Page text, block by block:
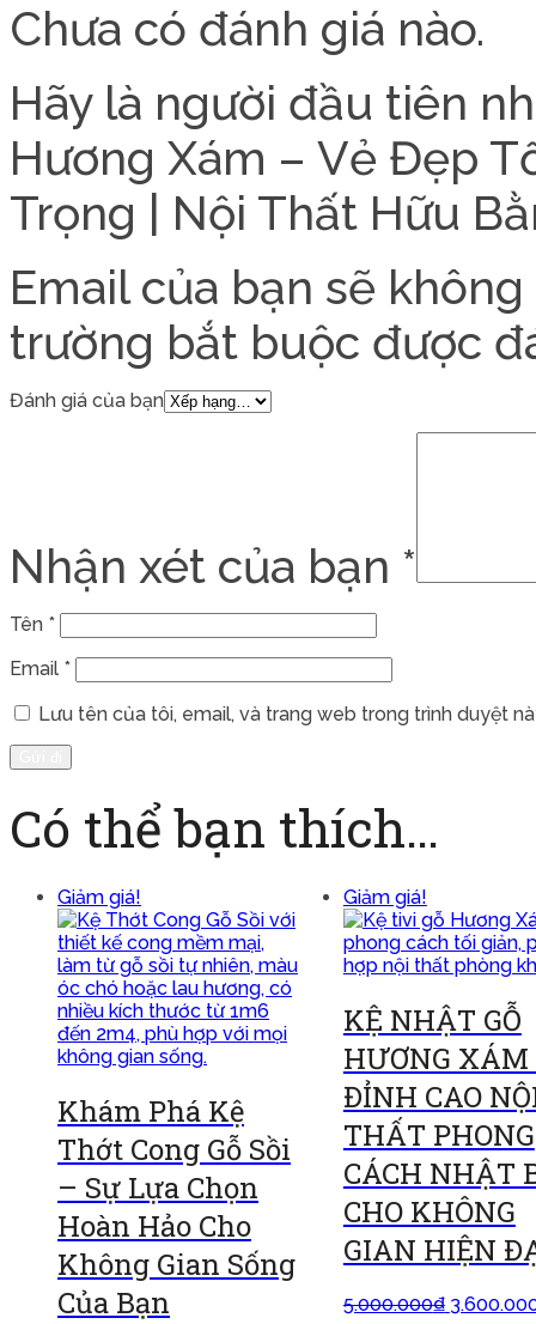
Chưa có đánh giá nào.
Hãy là người đầu tiên
Hương Xám – Vẻ Đẹp
Trọng | Nội Thất Hữu
Email của bạn sẽ
trường bắt buộc được
Đánh giá của bạn
Nhận xét của bạn *
Tên *
Email *
Lưu tên của tôi, email, và trang web trong trình duyệt
Có thể bạn thích…
Giảm giá!
Khám Phá Kệ
Thớt Cong Gỗ Sồi
– Sự Lựa Chọn
Hoàn Hảo Cho
Không Gian Sống
Của Bạn
Giảm giá!
KỆ NHẬT GỖ
HƯƠNG
ĐỈNH CAO
THẤT PHONG
CÁCH NHẬT
CHO KHÔNG
GIAN HIỆN
5.000.000₫